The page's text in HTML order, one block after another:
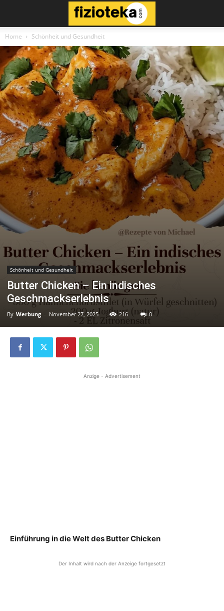
Home Schönheit und Gesundheit
Schönheit und Gesundheit
Butter Chicken – Ein indisches
Geschmackserlebnis
By Werbung - November 27, 2025 216 0
Anzige - Advertisement
Einführung in die Welt des Butter Chicken
Der Inhalt wird nach der Anzeige fortgesetzt